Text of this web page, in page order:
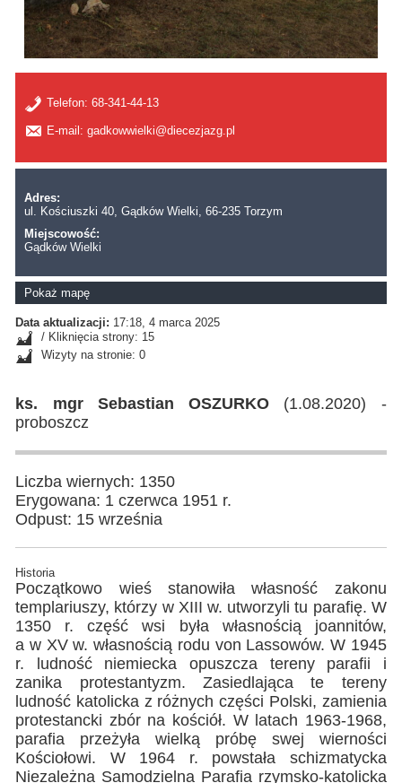
Telefon:68-341-44-13
E-mail: gadkowwielki@diecezjazg.pl
Adres:
ul. Kościuszki 40, Gądków Wielki, 66-235 Torzym
Miejscowość:
Gądków Wielki
Pokaż mapę
Data aktualizacji: 17:18, 4 marca 2025
/ Kliknięcia strony: 15
Wizyty na stronie: 0
ks. mgr Sebastian OSZURKO (1.08.2020) -
proboszcz
Liczba wiernych: 1350
Erygowana: 1 czerwca 1951 r.
Odpust: 15 września
Historia
Początkowo wieś stanowiła własność zakonu
templariuszy, którzy w XIII w. utworzyli tu parafię. W
1350 r. część wsi była własnością joannitów,
a w XV w. własnością rodu von Lassowów. W 1945
r. ludność niemiecka opuszcza tereny parafii i
zanika protestantyzm. Zasiedlająca te tereny
ludność katolicka z różnych części Polski, zamienia
protestancki zbór na kościół. W latach 1963-1968,
parafia przeżyła wielką próbę swej wierności
Kościołowi. W 1964 r. powstała schizmatycka
Niezależna Samodzielna Parafia rzymsko-katolicka